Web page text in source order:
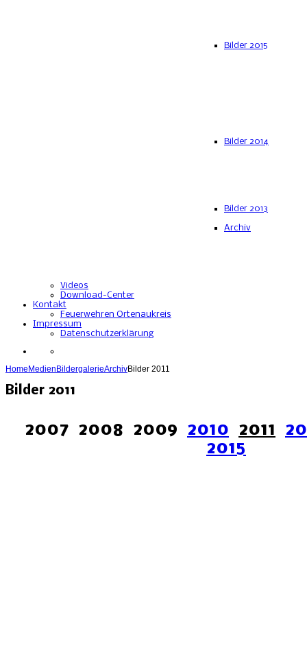
Bilder 2015
Bilder 2014
Bilder 2013
Archiv
Videos
Download-Center
Kontakt
Feuerwehren Ortenaukreis
Impressum
Datenschutzerklärung
Home Medien BildergalerieArchivBilder 2011
Bilder 2011
2007 2008 2009 2010 2011
2015